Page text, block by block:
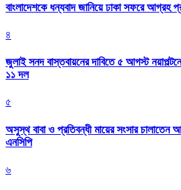
বাংলাদেশকে ধন্যবাদ জানিয়ে ঢাকা সফরে আগ্রহ
৪
জুলাই সনদ বাস্তবায়নের দাবিতে ৫ আগস্ট
১১ দল
৫
অসুস্থ বাবা ও প্রতিবন্ধী মায়ের সংসার চালাতেন
এনসিপি
৬